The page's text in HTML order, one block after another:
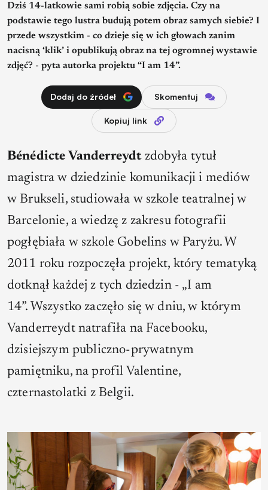
Dziś 14-latkowie sami robią sobie zdjęcia. Czy na
podstawie tego lustra budują potem obraz samych siebie? I
przede wszystkim - co dzieje się w ich głowach zanim
nacisną ‘klik’ i opublikują obraz na tej ogromnej wystawie
zdjęć? - pyta autorka projektu “I am 14”.
Dodaj do źródeł Skomentuj
Kopiuj link
Bénédicte Vanderreydtzdobyła tytuł
magistra w dziedzinie komunikacji i mediów
w Brukseli, studiowała w szkole teatralnej w
Barcelonie, a wiedzę z zakresu fotografii
pogłębiała w szkole Gobelins w Paryżu. W
2011 roku rozpoczęła projekt, który tematyką
dotknął każdej z tych dziedzin - „I am
14”. Wszystko zaczęło się w dniu, w którym
Vanderreydt natrafiła na Facebooku,
dzisiejszym publiczno-prywatnym
pamiętniku, na profil Valentine,
czternastolatki z Belgii.